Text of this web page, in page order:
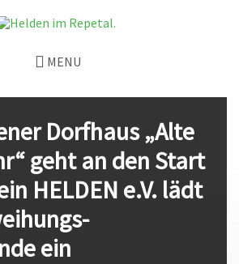
MENU
Dorfhaus „Alte
geht an den Start
HELDEN e.V. lädt
ein